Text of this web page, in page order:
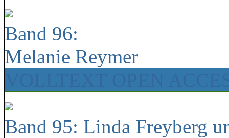
Band 96:
Melanie Reymer
Band 95: Linda Freyberg